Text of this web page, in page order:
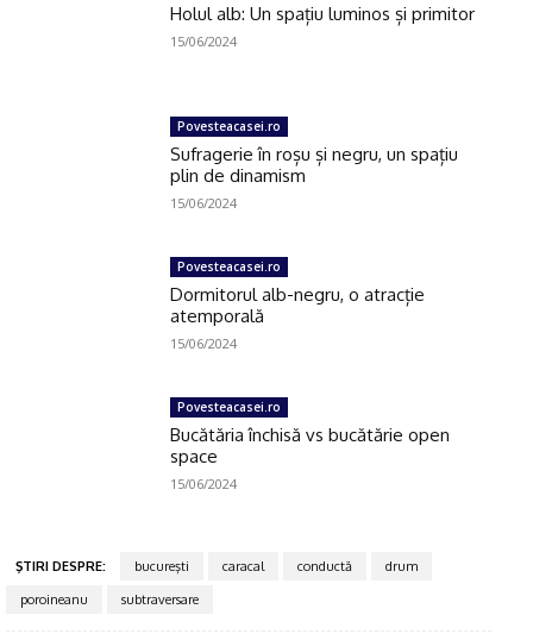
Holul alb: Un spațiu luminos și primitor
15/06/2024
Povesteacasei.ro
Sufragerie în roșu și negru, un spațiu
plin de dinamism
15/06/2024
Povesteacasei.ro
Dormitorul alb-negru, o atracție
atemporală
15/06/2024
Povesteacasei.ro
Bucătăria închisă vs bucătărie open
space
15/06/2024
ŞTIRI DESPRE: bucureşti caracal conductă
drum
poroineanu
subtraversare